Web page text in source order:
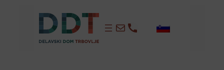
info@dd-trbovlje.si
+386 3 56 481